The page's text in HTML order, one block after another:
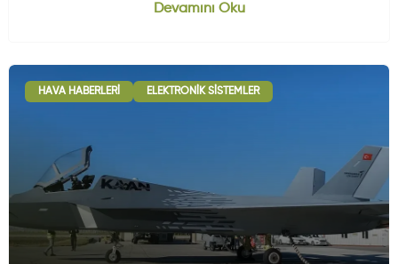
Devamını Oku
HAVA HABERLERI ELEKTRONIK SISTEMLER